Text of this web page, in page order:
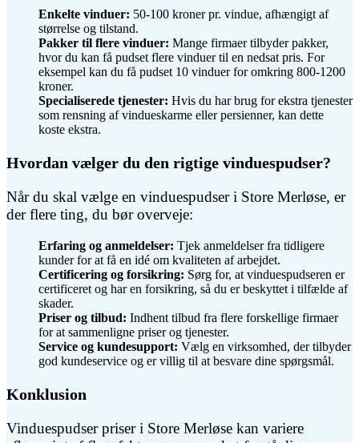
Enkelte vinduer: 50-100 kroner pr. vindue, afhængigt af
størrelse og tilstand.
Pakker til flere vinduer: Mange firmaer tilbyder pakker,
hvor du kan få pudset flere vinduer til en nedsat pris. For
eksempel kan du få pudset 10 vinduer for omkring 800-1200
kroner.
Specialiserede tjenester: Hvis du har brug for ekstra tjenester
som rensning af vindueskarme eller persienner, kan dette
koste ekstra.
Hvordan vælger du den rigtige vinduespudser?
Når du skal vælge en vinduespudser i Store Merløse, er
der flere ting, du bør overveje:
Erfaring og anmeldelser: Tjek anmeldelser fra tidligere
kunder for at få en idé om kvaliteten af arbejdet.
Certificering og forsikring: Sørg for, at vinduespudseren er
certificeret og har en forsikring, så du er beskyttet i tilfælde af
skader.
Priser og tilbud: Indhent tilbud fra flere forskellige firmaer
for at sammenligne priser og tjenester.
Service og kundesupport: Vælg en virksomhed, der tilbyder
god kundeservice og er villig til at besvare dine spørgsmål.
Konklusion
Vinduespudser priser i Store Merløse kan variere